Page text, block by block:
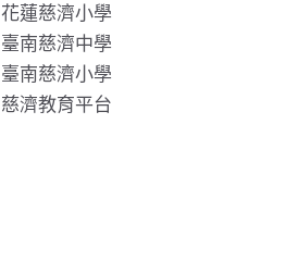
花蓮慈濟小學
臺南慈濟中學
臺南慈濟小學
慈濟教育平台